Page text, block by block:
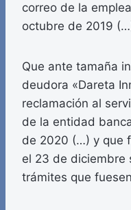
correo de la
octubre de 2019
Que ante tamaña
deudora «Dareta
reclamación al
de la entidad
de 2020 (…) y que
el 23 de diciembre
trámites que